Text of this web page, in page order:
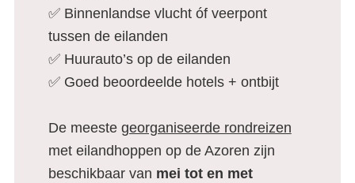
✅ Binnenlandse vlucht óf veerpont
tussen de eilanden
✅ Huurauto’s op de eilanden
✅ Goed beoordeelde hotels + ontbijt
De meeste georganiseerde rondreizen
met eilandhoppen op de Azoren zijn
beschikbaar van mei tot en met